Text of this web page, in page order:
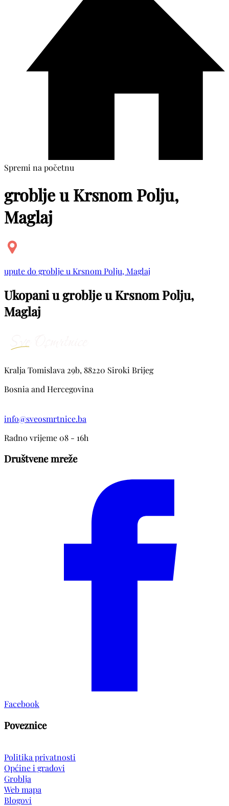
Spremi na početnu
groblje u Krsnom Polju,
Maglaj
upute do groblje u Krsnom Polju, Maglaj
Ukopani u groblje u Krsnom Polju,
Maglaj
Kralja Tomislava 29b, 88220 Siroki Brijeg
Bosnia and Hercegovina
info@sveosmrtnice.ba
Radno vrijeme 08 - 16h
Društvene mreže
Facebook
Poveznice
Politika privatnosti
Općine i gradovi
Groblja
Web mapa
Blogovi